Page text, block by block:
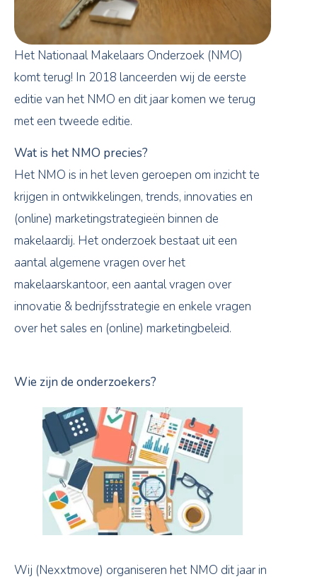
Het Nationaal Makelaars Onderzoek (NMO)
komt terug! In 2018 lanceerden wij de eerste
editie van het NMO en dit jaar komen we terug
met een tweede editie.
Wat is het NMO precies?
Het NMO is in het leven geroepen om inzicht te
krijgen in ontwikkelingen, trends, innovaties en
(online) marketingstrategieën binnen de
makelaardij. Het onderzoek bestaat uit een
aantal algemene vragen over het
makelaarskantoor, een aantal vragen over
innovatie & bedrijfsstrategie en enkele vragen
over het sales en (online) marketingbeleid.
Wie zijn de onderzoekers?
Wij (Nexxtmove) organiseren het NMO dit jaar in